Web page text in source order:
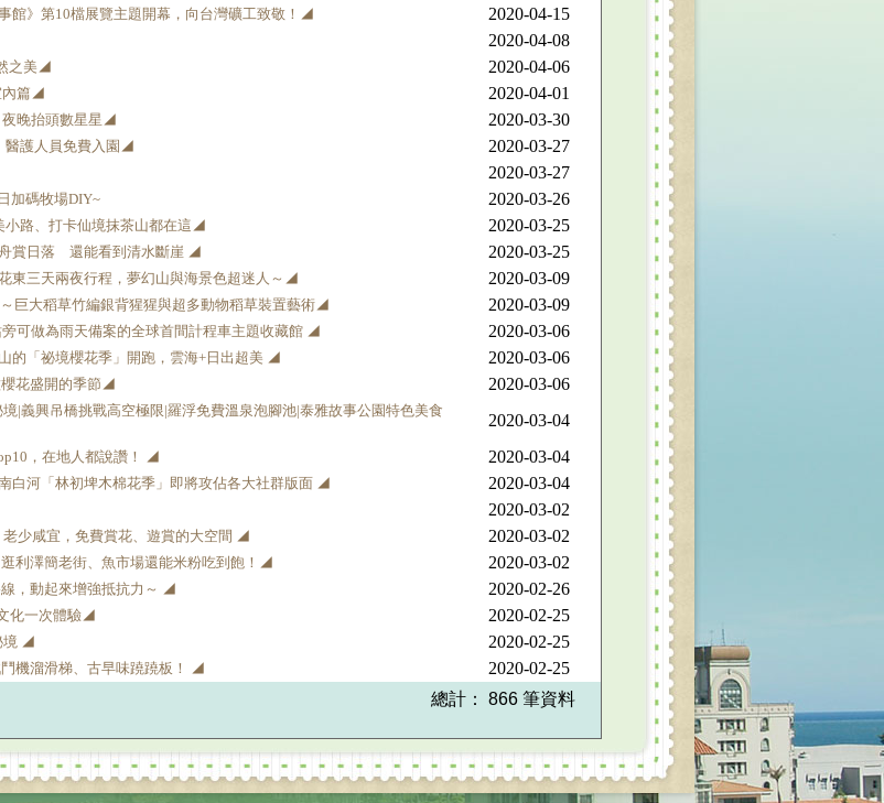
館》第10檔展覽主題開幕，向台灣礦工致敬！◢
2020-04-15
2020-04-08
之美◢
2020-04-06
內篇◢
2020-04-01
晚抬頭數星星◢
2020-03-30
醫護人員免費入園◢
2020-03-27
2020-03-27
加碼牧場DIY~
2020-03-26
路、打卡仙境抹茶山都在這◢
2020-03-25
賞日落 還能看到清水斷崖 ◢
2020-03-25
東三天兩夜行程，夢幻山與海景色超迷人～◢
2020-03-09
巨大稻草竹編銀背猩猩與超多動物稻草裝置藝術◢
2020-03-09
可做為雨天備案的全球首間計程車主題收藏館 ◢
2020-03-06
的「祕境櫻花季」開跑，雲海+日出超美 ◢
2020-03-06
花盛開的季節◢
2020-03-06
|義興吊橋挑戰高空極限|羅浮免費溫泉泡腳池|泰雅故事公園特色美食
2020-03-04
，在地人都說讚！ ◢
2020-03-04
白河「林初埤木棉花季」即將攻佔各大社群版面 ◢
2020-03-04
2020-03-02
少咸宜，免費賞花、遊賞的大空間 ◢
2020-03-02
利澤簡老街、魚市場還能米粉吃到飽！◢
2020-03-02
，動起來增強抵抗力～ ◢
2020-02-26
化一次體驗◢
2020-02-25
境 ◢
2020-02-25
機溜滑梯、古早味蹺蹺板！ ◢ 2020-02-25
總計： 866 筆資料